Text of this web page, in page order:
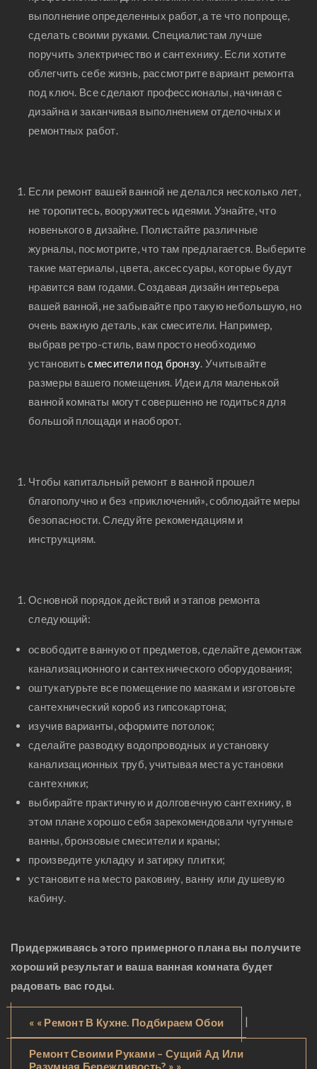
выполнение определенных работ, а те что попроще,
сделать своими руками. Специалистам лучше
поручить электричество и сантехнику. Если хотите
облегчить себе жизнь, рассмотрите вариант ремонта
под ключ. Все сделают профессионалы, начиная с
дизайна и заканчивая выполнением отделочных и
ремонтных работ.
Если ремонт вашей ванной не делался несколько лет,
не торопитесь, вооружитесь идеями. Узнайте, что
новенького в дизайне. Полистайте различные
журналы, посмотрите, что там предлагается. Выберите
такие материалы, цвета, аксессуары, которые будут
нравится вам годами. Создавая дизайн интерьера
вашей ванной, не забывайте про такую небольшую, но
очень важную деталь, как смесители. Например,
выбрав ретро-стиль, вам просто необходимо
установитьсмесители под бронзу. Учитывайте
размеры вашего помещения. Идеи для маленькой
ванной комнаты могут совершенно не годиться для
большой площади и наоборот.
Чтобы капитальный ремонт в ванной прошел
благополучно и без «приключений», соблюдайте меры
безопасности. Следуйте рекомендациям и
инструкциям.
Основной порядок действий и этапов ремонта
следующий:
освободите ванную от предметов, сделайте демонтаж
канализационного и сантехнического оборудования;
оштукатурьте все помещение по маякам и изготовьте
сантехнический короб из гипсокартона;
изучив варианты, оформите потолок;
сделайте разводку водопроводных и установку
канализационных труб, учитывая места установки
сантехники;
выбирайте практичную и долговечную сантехнику, в
этом плане хорошо себя зарекомендовали чугунные
ванны, бронзовые смесители и краны;
произведите укладку и затирку плитки;
установите на место раковину, ванну или душевую
кабину.
Придерживаясь этого примерного плана вы получите
хороший результат и ваша ванная комната будет
радовать вас годы.
« « Ремонт В Кухне. Подбираем Обои |
Ремонт Своими Руками – Сущий Ад Или
Разумная Бережливость? » »